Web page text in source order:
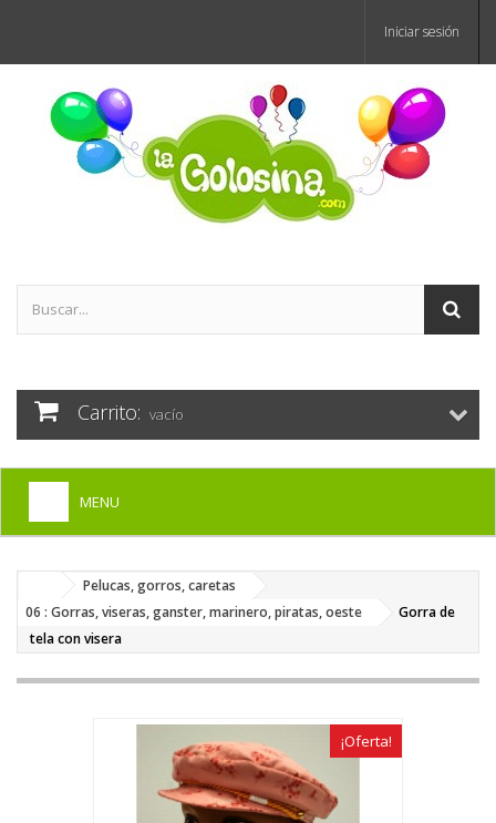
Iniciar sesión
Carrito: vacío
MENU
DISFRACES PARA ADULTOS
+
DISFRACES INFANTILES
+
COMPLEMENTOS
MAQUILLAJE FIESTA
PELUCAS, GORROS, CARETAS
Pelucas, gorros, caretas
06 : Gorras, viseras, ganster, marinero, piratas, oeste
Gorra de
tela con visera
¡Oferta!